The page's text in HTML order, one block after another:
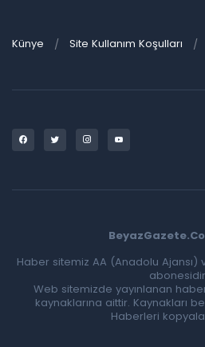
Künye Site Kullanım Koşulları
Haber sitemiz AA (Anadolu Ajansı)
Web sitemizde yayınlanan
kaynaklarına aittir. Kaynakları
Haberleri